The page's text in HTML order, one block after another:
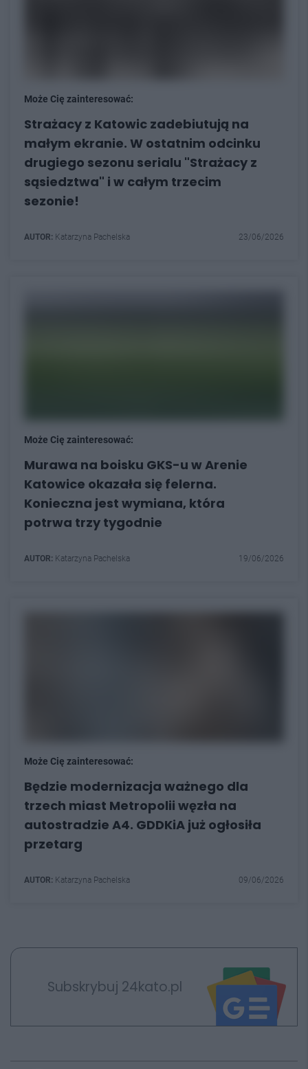
Może Cię zainteresować:
Strażacy z Katowic zadebiutują na
małym ekranie. W ostatnim odcinku
drugiego sezonu serialu "Strażacy z
sąsiedztwa" i w całym trzecim
sezonie!
AUTOR: Katarzyna Pachelska 23/06/2026
Może Cię zainteresować:
Murawa na boisku GKS-u w Arenie
Katowice okazała się felerna.
Konieczna jest wymiana, która
potrwa trzy tygodnie
AUTOR: Katarzyna Pachelska 19/06/2026
Może Cię zainteresować:
Będzie modernizacja ważnego dla
trzech miast Metropolii węzła na
autostradzie A4. GDDKiA już ogłosiła
przetarg
AUTOR: Katarzyna Pachelska 09/06/2026
Subskrybuj 24kato.pl